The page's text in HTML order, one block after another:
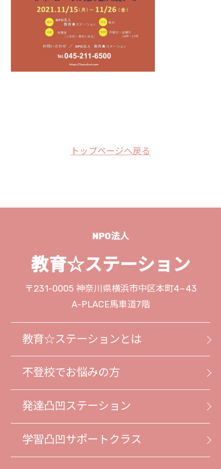
トップページへ戻る
NPO法人
教育☆ステーション
〒231-0005 神奈川県横浜市中区本町4−43
A-PLACE馬車道7階
教育☆ステーションとは
不登校でお悩みの方
発達凸凹ステーション
学習凸凹サポートクラス